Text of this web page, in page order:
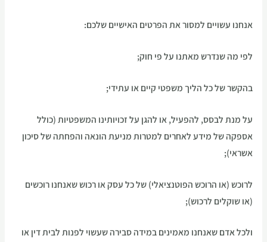
אנחנו עשויים למסור את הפרטים האישיים שלכם:
לפי מה שנדרש מאתנו על פי חוק;
בהקשר של כל הליך משפטי קיים או עתידי;
על מנת לבסס, להפעיל, או להגן על זכויותינו המשפטיות (כולל
אספקה של מידע לאחרים למטרות מניעת הונאה והפחתה של סיכון
אשראי);
לרוכש (או הרוכש הפוטנציאלי) של כל עסק או רכוש שאנחנו רוכשים
(או שוקלים לרכוש);
ולכל אדם שאנחנו מאמינים במידה סבירה שעשוי לפנות לבית דין או